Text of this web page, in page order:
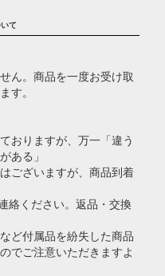
て
ん。商品を一度お受け取
す。
おりますが、万一「違う
ある」
ございますが、商品到着
絡ください。返品・交換
ど付属品を紛失した商品
でご注意いただきますよ